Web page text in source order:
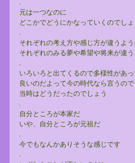
元は一つなのに
どこかでどうにかなっていくのでし
.
それぞれの考え方や感じ方が違うよ
それぞれのみる夢や希望や将来が違
.
いろいろと出てくるので多様性があ
良いのだよって今の時代なら言うの
当時はどうだったのでしょう
.
自分ところが本家だ
いや、自分ところが元祖だ
.
今でもなんかありそうな感じです
.